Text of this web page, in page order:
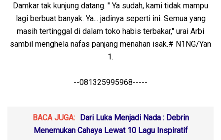
Damkar tak kunjung datang. " Ya sudah, kami tidak mampu
lagi berbuat banyak. Ya... jadinya seperti ini. Semua yang
masih tertinggal di dalam toko habis terbakar," urai Arbi
sambil menghela nafas panjang menahan isak.# N1NG/Yan
1.
--081325995968-----
BACA JUGA:
Dari Luka Menjadi Nada : Debrin
Menemukan Cahaya Lewat 10 Lagu Inspiratif